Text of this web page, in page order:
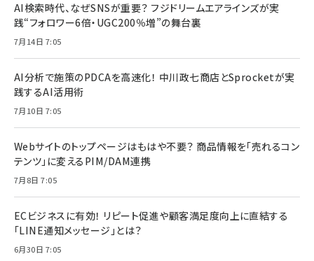
AI検索時代、なぜSNSが重要？ フジドリームエアラインズが実
践“フォロワー6倍・UGC200％増”の舞台裏
7月14日 7:05
AI分析で施策のPDCAを高速化！ 中川政七商店とSprocketが実
践するAI活用術
7月10日 7:05
Webサイトのトップページはもはや不要？ 商品情報を「売れるコン
テンツ」に変えるPIM/DAM連携
7月8日 7:05
ECビジネスに有効！ リピート促進や顧客満足度向上に直結する
「LINE通知メッセージ」とは？
6月30日 7:05